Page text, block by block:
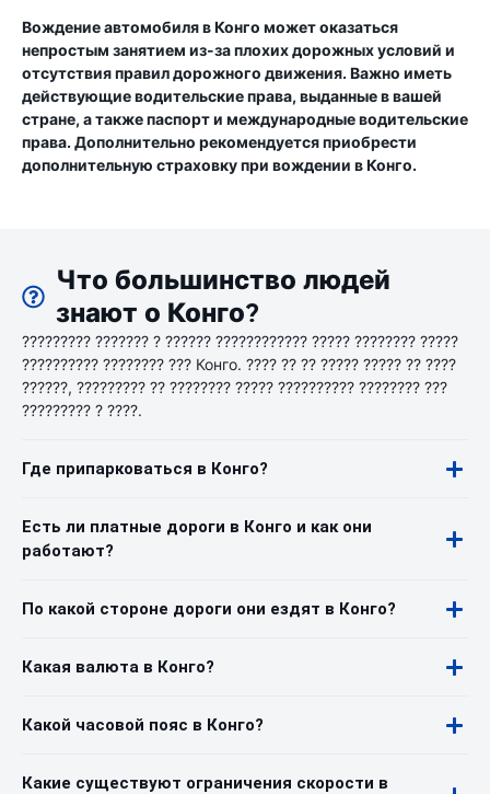
Вождение автомобиля в Конго может оказаться
непростым занятием из-за плохих дорожных условий и
отсутствия правил дорожного движения. Важно иметь
действующие водительские права, выданные в вашей
стране, а также паспорт и международные водительские
права. Дополнительно рекомендуется приобрести
дополнительную страховку при вождении в Конго.
Что большинство людей
знают о Конго?
????????? ??????? ? ?????? ???????????? ????? ???????? ?????
?????????? ???????? ??? Конго. ???? ?? ?? ????? ????? ?? ????
??????, ????????? ?? ???????? ????? ?????????? ???????? ???
????????? ? ????.
Где припарковаться в Конго?
Есть ли платные дороги в Конго и как они
работают?
По какой стороне дороги они ездят в Конго?
Какая валюта в Конго?
Какой часовой пояс в Конго?
Какие существуют ограничения скорости в